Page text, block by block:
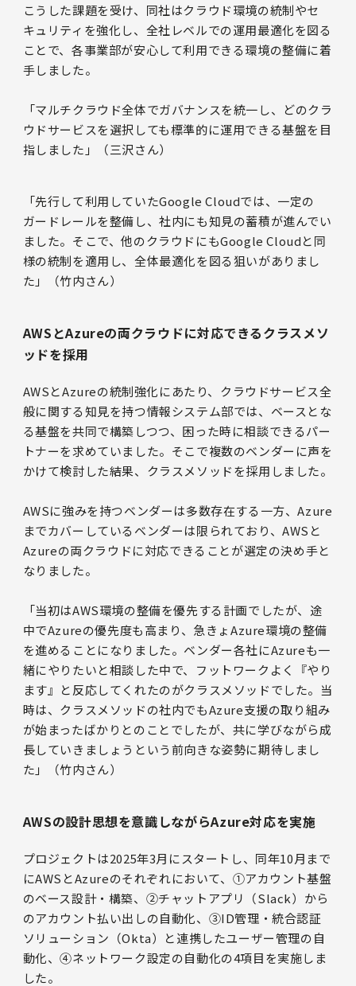
こうした課題を受け、同社はクラウド環境の統制やセ
キュリティを強化し、全社レベルでの運用最適化を図る
ことで、各事業部が安心して利用できる環境の整備に着
手しました。
「マルチクラウド全体でガバナンスを統一し、どのクラ
ウドサービスを選択しても標準的に運用できる基盤を目
指しました」（三沢さん）
「先行して利用していたGoogle Cloudでは、一定の
ガードレールを整備し、社内にも知見の蓄積が進んでい
ました。そこで、他のクラウドにもGoogle Cloudと同
様の統制を適用し、全体最適化を図る狙いがありまし
た」（竹内さん）
AWSとAzureの両クラウドに対応できるクラスメソ
ッドを採用
AWSとAzureの統制強化にあたり、クラウドサービス全
般に関する知見を持つ情報システム部では、ベースとな
る基盤を共同で構築しつつ、困った時に相談できるパー
トナーを求めていました。そこで複数のベンダーに声を
かけて検討した結果、クラスメソッドを採用しました。
AWSに強みを持つベンダーは多数存在する一方、Azure
までカバーしているベンダーは限られており、AWSと
Azureの両クラウドに対応できることが選定の決め手と
なりました。
「当初はAWS環境の整備を優先する計画でしたが、途
中でAzureの優先度も高まり、急きょAzure環境の整備
を進めることになりました。ベンダー各社にAzureも一
緒にやりたいと相談した中で、フットワークよく『やり
ます』と反応してくれたのがクラスメソッドでした。当
時は、クラスメソッドの社内でもAzure支援の取り組み
が始まったばかりとのことでしたが、共に学びながら成
長していきましょうという前向きな姿勢に期待しまし
た」（竹内さん）
AWSの設計思想を意識しながらAzure対応を実施
プロジェクトは2025年3月にスタートし、同年10月まで
にAWSとAzureのそれぞれにおいて、①アカウント基盤
のベース設計・構築、②チャットアプリ（Slack）から
のアカウント払い出しの自動化、③ID管理・統合認証
ソリューション（Okta）と連携したユーザー管理の自
動化、④ネットワーク設定の自動化の4項目を実施しま
した。